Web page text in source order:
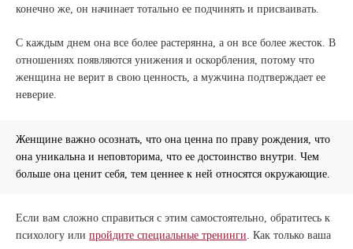
конечно же, он начинает тотально ее подчинять и присваивать.
С каждым днем она все более растерянна, а он все более жесток. В
отношениях появляются унижения и оскорбления, потому что
женщина не верит в свою ценность, а мужчина подтверждает ее
неверие.
Женщине важно осознать, что она ценна по праву рождения, что
она уникальна и неповторима, что ее достоинство внутри. Чем
больше она ценит себя, тем ценнее к ней относятся окружающие.
Если вам сложно справиться с этим самостоятельно, обратитесь к
психологу или пройдите специальные тренинги . Как только ваша